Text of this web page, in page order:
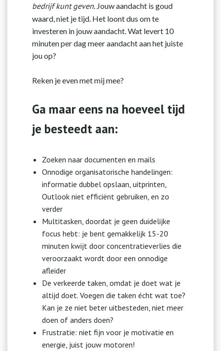
bedrijf kunt geven . Jouw aandacht is goud
waard, niet je tijd. Het loont dus om te
investeren in jouw aandacht. Wat levert 10
minuten per dag meer aandacht aan het juiste
jou op?
Reken je even met mij mee?
Ga maar eens na hoeveel tijd
je besteedt aan:
Zoeken naar documenten en mails
Onnodige organisatorische handelingen:
informatie dubbel opslaan, uitprinten,
Outlook niet efficiënt gebruiken, en zo
verder
Multitasken, doordat je geen duidelijke
focus hebt: je bent gemakkelijk 15-20
minuten kwijt door concentratieverlies die
veroorzaakt wordt door een onnodige
afleider
De verkeerde taken, omdat je doet wat je
altijd doet. Voegen die taken écht wat toe?
Kan je ze niet beter uitbesteden, niet meer
doen of anders doen?
Frustratie: niet fijn voor je motivatie en
energie, juist jouw motoren!